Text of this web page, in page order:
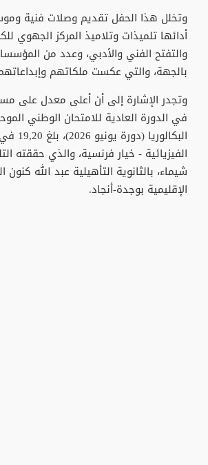
وتخلل هذا الحفل تقديم وصلات فنية
أدائها تلميذات وتلاميذ المركز الجهوي
والتفتح الفني والأدبي، وعدد من
بالجهة، والتي عكست ملكاتهم
وتجدر الإشارة إلى أن أعلى معدل على
في الدورة العادية للامتحان الوطني
الفيزيائية - خيار فرنسية، والذي حققته
شيماء، بالثانوية التأهيلية عبد الله كنون
الإقليمية بوجدة-أنجاد.